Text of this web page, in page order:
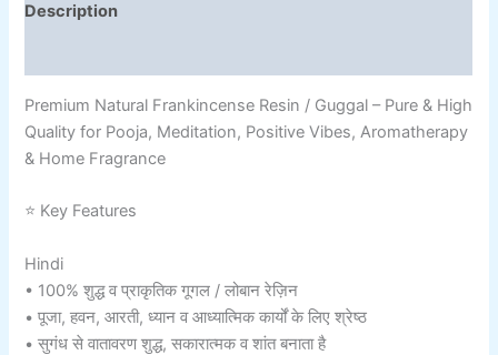
Description
Premium Natural Frankincense Resin / Guggal – Pure & High
Quality for Pooja, Meditation, Positive Vibes, Aromatherapy
& Home Fragrance
⭐ Key Features
Hindi
• 100% शुद्ध व प्राकृतिक गूगल / लोबान रेज़िन
• पूजा, हवन, आरती, ध्यान व आध्यात्मिक कार्यों के लिए श्रेष्ठ
• सुगंध से वातावरण शुद्ध, सकारात्मक व शांत बनाता है